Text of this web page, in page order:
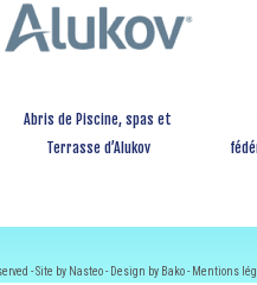
Abris de Piscine, spas et
Terrasse d’Alukov
- Site by Nasteo - Design by Bako - Mentions